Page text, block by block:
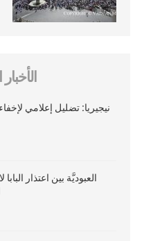
نيجيريا: تضليل إعلامي
العبوديَّة بين اعتذار